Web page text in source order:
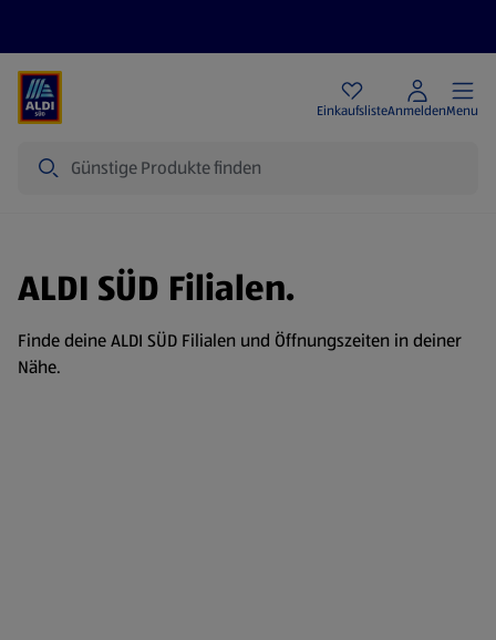
EinkaufslisteAnmeldenMenu
ALDI SÜD Filialen.
Finde deine ALDI SÜD Filialen und Öffnungszeiten in deiner
Nähe.